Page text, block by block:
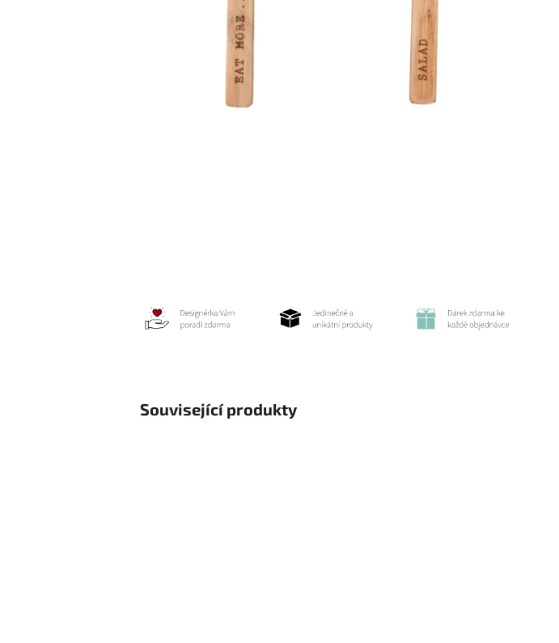
Související produkty